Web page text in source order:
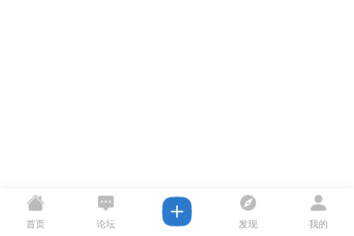
首页 论坛 发现 我的